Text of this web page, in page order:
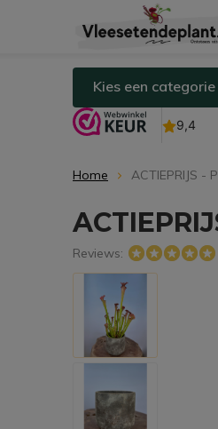
Kies een categorie
Home ACTIEPRIJS -
Reviews: